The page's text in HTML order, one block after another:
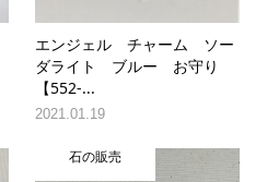
エンジェル チャーム ソー
ダライト ブルー お守り
【552-...
2021.01.19
石の販売